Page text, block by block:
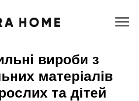
вироби з
матеріалів
та дітей